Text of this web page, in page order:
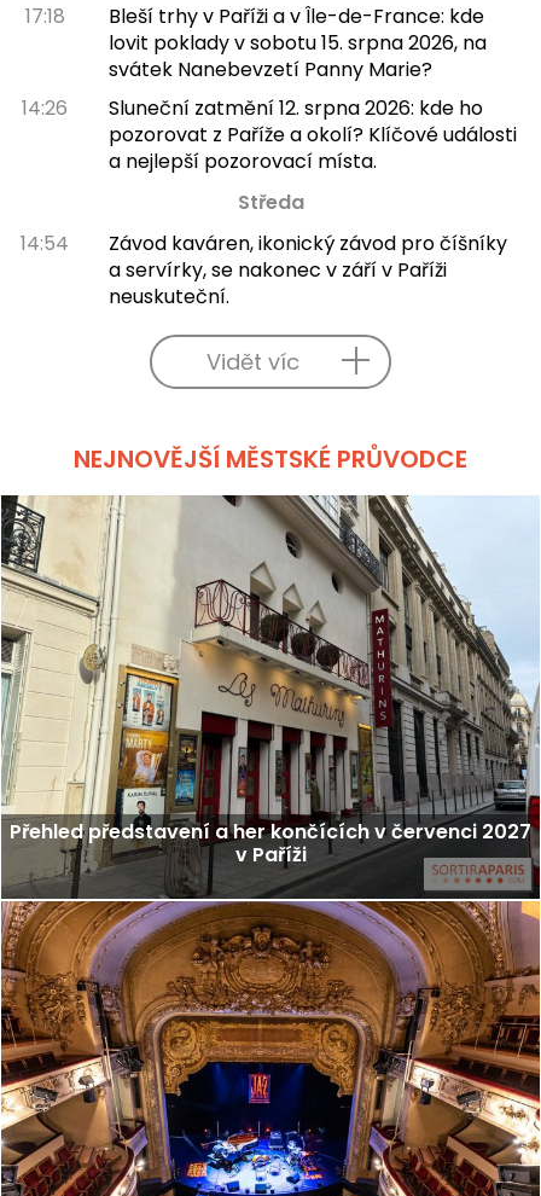
17:18
Bleší trhy v Paříži a v Île-de-France: kde
lovit poklady v sobotu 15. srpna 2026, na
svátek Nanebevzetí Panny Marie?
14:26
Sluneční zatmění 12. srpna 2026: kde ho
pozorovat z Paříže a okolí? Klíčové události
a nejlepší pozorovací místa.
Středa
14:54
Závod kaváren, ikonický závod pro číšníky
a servírky, se nakonec v září v Paříži
neuskuteční.
Vidět víc
NEJNOVĚJŠÍ MĚSTSKÉ PRŮVODCE
Přehled představení a her končících v červenci 2027
v Paříži